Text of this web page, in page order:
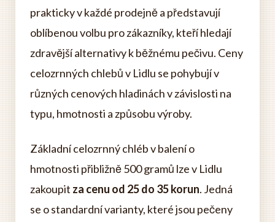
prakticky v každé prodejně a představují
oblíbenou volbu pro zákazníky, kteří hledají
zdravější alternativy k běžnému pečivu. Ceny
celozrnných chlebů v Lidlu se pohybují v
různých cenových hladinách v závislosti na
typu, hmotnosti a způsobu výroby.
Základní celozrnný chléb v balení o
hmotnosti přibližně 500 gramů lze v Lidlu
zakoupit za cenu od 25 do 35 korun. Jedná
se o standardní varianty, které jsou pečeny